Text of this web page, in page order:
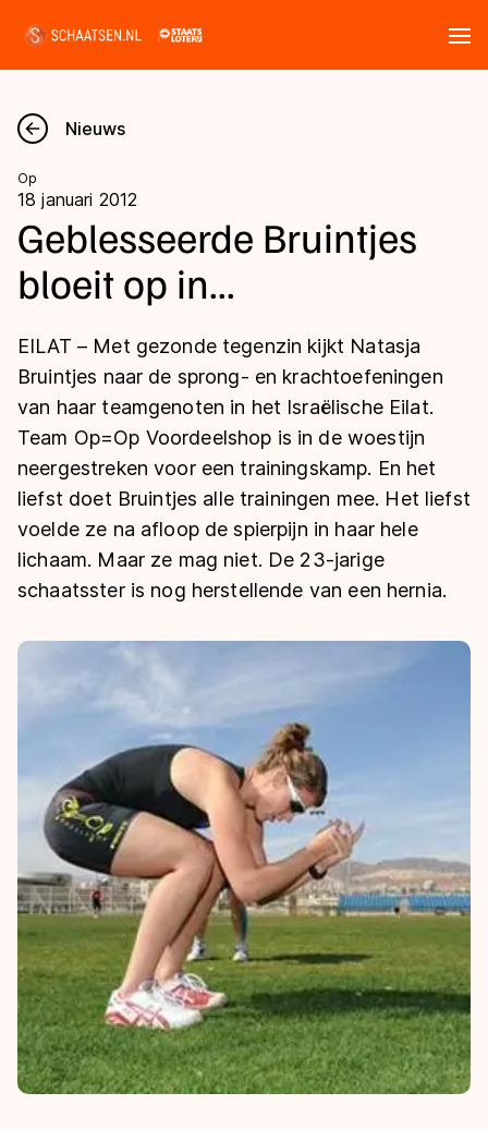
Nieuws
Kalender
Disciplines
Langebaan
Shorttrack
Inlineskaten
Kunstschaatsen
Schoonrijden
Natuurijs
Uitslagen
Langebaan
Shorttrack
Marathon
Inlineskaten
Kunstschaatsen
Tijden & historie
Ranglijsten Langebaan
Persoonlijke records & tijden
Historie & statistiek
De weg op
Inschrijven wedstrijden
Algemene Nederlandse Schaatstijd
Waar kan ik schaatsen en skaten?
Schaatsfans
Evenementen
Word schaatsfan!
Winacties
Olympische Spelen
Medaille overzicht
Medaillespiegel
Olympische uitslagen
Van Jong tot Goud verhalen
Nieuws
Op
18 januari 2012
Geblesseerde Bruintjes
bloeit op in...
EILAT – Met gezonde tegenzin kijkt Natasja
Bruintjes naar de sprong- en krachtoefeningen
van haar teamgenoten in het Israëlische Eilat.
Team Op=Op Voordeelshop is in de woestijn
neergestreken voor een trainingskamp. En het
liefst doet Bruintjes alle trainingen mee. Het liefst
voelde ze na afloop de spierpijn in haar hele
lichaam. Maar ze mag niet. De 23-jarige
schaatsster is nog herstellende van een hernia.